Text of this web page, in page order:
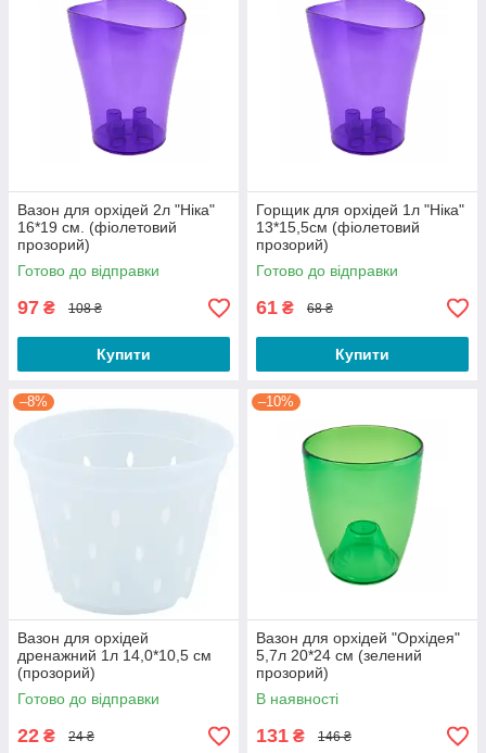
Вазон для орхідей 2л "Ніка"
16*19 см. (фіолетовий
прозорий)
Готово до відправки
97 ₴ 108 ₴
Купити
Горщик для орхідей 1л "Ніка"
13*15,5см (фіолетовий
прозорий)
Готово до відправки
61 ₴ 68 ₴
Купити
–8%
Вазон для орхідей
дренажний 1л 14,0*10,5 см
(прозорий)
Готово до відправки
22 ₴ 24 ₴
–10%
Вазон для орхідей "Орхідея"
5,7л 20*24 см (зелений
прозорий)
В наявності
131 ₴ 146 ₴